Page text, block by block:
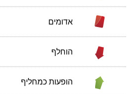
אדומים
הוחלף
הופעות כמחליף